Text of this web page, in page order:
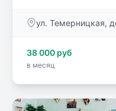
ул. Темерницкая,
38 000 руб
в месяц